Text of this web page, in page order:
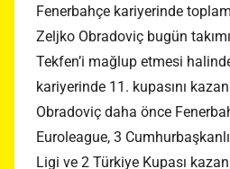
Fenerbahçe kariyerinde
Zeljko Obradoviç bugün
Tekfen’i mağlup etmesi
kariyerinde 11. kupasını
Obradoviç daha önce
Euroleague, 3
Ligi ve 2 Türkiye Kupası